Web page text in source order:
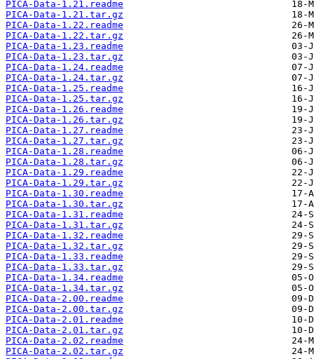
PICA-Data-1.21.readme
PICA-Data-1.21.tar.gz
PICA-Data-1.22.readme
PICA-Data-1.22.tar.gz
PICA-Data-1.23.readme
PICA-Data-1.23.tar.gz
PICA-Data-1.24.readme
PICA-Data-1.24.tar.gz
PICA-Data-1.25.readme
PICA-Data-1.25.tar.gz
PICA-Data-1.26.readme
PICA-Data-1.26.tar.gz
PICA-Data-1.27.readme
PICA-Data-1.27.tar.gz
PICA-Data-1.28.readme
PICA-Data-1.28.tar.gz
PICA-Data-1.29.readme
PICA-Data-1.29.tar.gz
PICA-Data-1.30.readme
PICA-Data-1.30.tar.gz
PICA-Data-1.31.readme
PICA-Data-1.31.tar.gz
PICA-Data-1.32.readme
PICA-Data-1.32.tar.gz
PICA-Data-1.33.readme
PICA-Data-1.33.tar.gz
PICA-Data-1.34.readme
PICA-Data-1.34.tar.gz
PICA-Data-2.00.readme
PICA-Data-2.00.tar.gz
PICA-Data-2.01.readme
PICA-Data-2.01.tar.gz
PICA-Data-2.02.readme
PICA-Data-2.02.tar.gz